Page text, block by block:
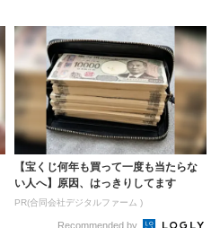
【宝くじ何年も買って一度も当たらな
い人へ】原因、はっきりしてます
PR(合同会社デジタルファーム )
Recommended by